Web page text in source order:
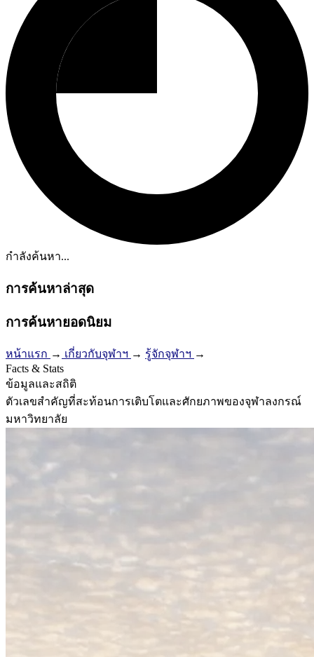
กำลังค้นหา...
การค้นหาล่าสุด
การค้นหายอดนิยม
หน้าแรก → เกี่ยวกับจุฬาฯ → รู้จักจุฬาฯ →
Facts & Stats
ข้อมูลและสถิติ
ตัวเลขสำคัญที่สะท้อนการเติบโตและศักยภาพของจุฬาลงกรณ์
มหาวิทยาลัย